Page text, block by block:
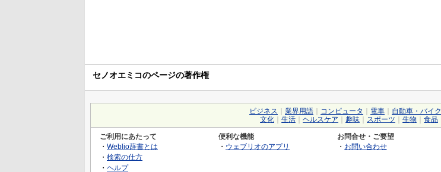
セノオエミコのページの著作権
ビジネス 業界用語 コンピュータ 電車 自動車・バイク
文化
生活 ヘルスケア 趣味 スポーツ 生物 食品
ご利用にあたって
・ Weblio辞書とは
・ 検索の仕方
・ ヘルプ
便利な機能
・ ウェブリオのアプリ
お問合せ・ご要望
・ お問い合わせ